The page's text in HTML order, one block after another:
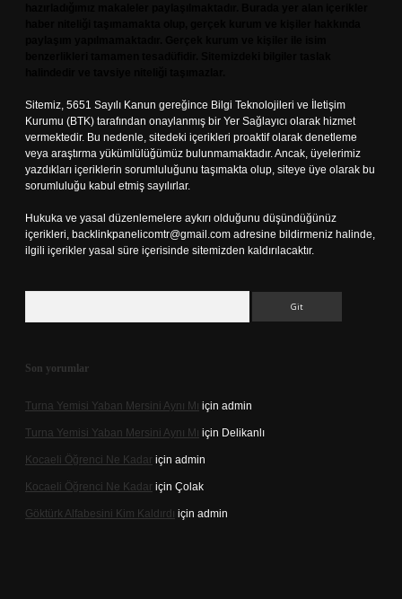
Sitemiz, 5651 Sayılı Kanun gereğince Bilgi Teknolojileri ve İletişim
Kurumu (BTK) tarafından onaylanmış bir Yer Sağlayıcı olarak hizmet
vermektedir. Bu nedenle, sitedeki içerikleri proaktif olarak denetleme
veya araştırma yükümlülüğümüz bulunmamaktadır. Ancak, üyelerimiz
yazdıkları içeriklerin sorumluluğunu taşımakta olup, siteye üye olarak bu
sorumluluğu kabul etmiş sayılırlar.
Hukuka ve yasal düzenlemelere aykırı olduğunu düşündüğünüz
içerikleri, backlinkpanelicomtr@gmail.com adresine bildirmeniz halinde,
ilgili içerikler yasal süre içerisinde sitemizden kaldırılacaktır.
Son yorumlar
Turna Yemisi Yaban Mersini Aynı Mı için admin
Turna Yemisi Yaban Mersini Aynı Mı için Delikanlı
Kocaeli Öğrenci Ne Kadar için admin
Kocaeli Öğrenci Ne Kadar için Çolak
Göktürk Alfabesini Kim Kaldırdı için admin